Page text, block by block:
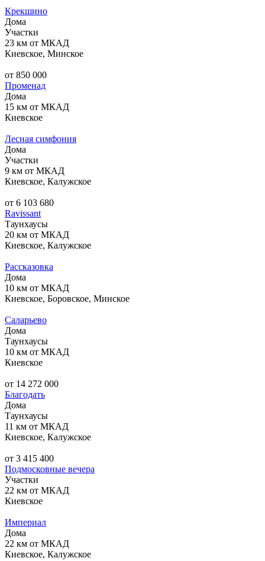
Крекшино
Дома
Участки
23 км от МКАД
Киевское, Минское
от 850 000
Променад
Дома
15 км от МКАД
Киевское
Лесная симфония
Дома
Участки
9 км от МКАД
Киевское, Калужское
от 6 103 680
Ravissant
Таунхаусы
20 км от МКАД
Киевское, Калужское
Рассказовка
Дома
10 км от МКАД
Киевское, Боровское, Минское
Саларьево
Дома
Таунхаусы
10 км от МКАД
Киевское
от 14 272 000
Благодать
Дома
Таунхаусы
11 км от МКАД
Киевское, Калужское
от 3 415 400
Подмосковные вечера
Участки
22 км от МКАД
Киевское
Империал
Дома
22 км от МКАД
Киевское, Калужское